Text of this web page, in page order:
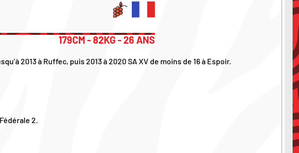
179CM - 82KG - 26 ANS
2013 à Ruffec, puis 2013 à 2020 SA XV de moins de 16 à Espoir.
2.